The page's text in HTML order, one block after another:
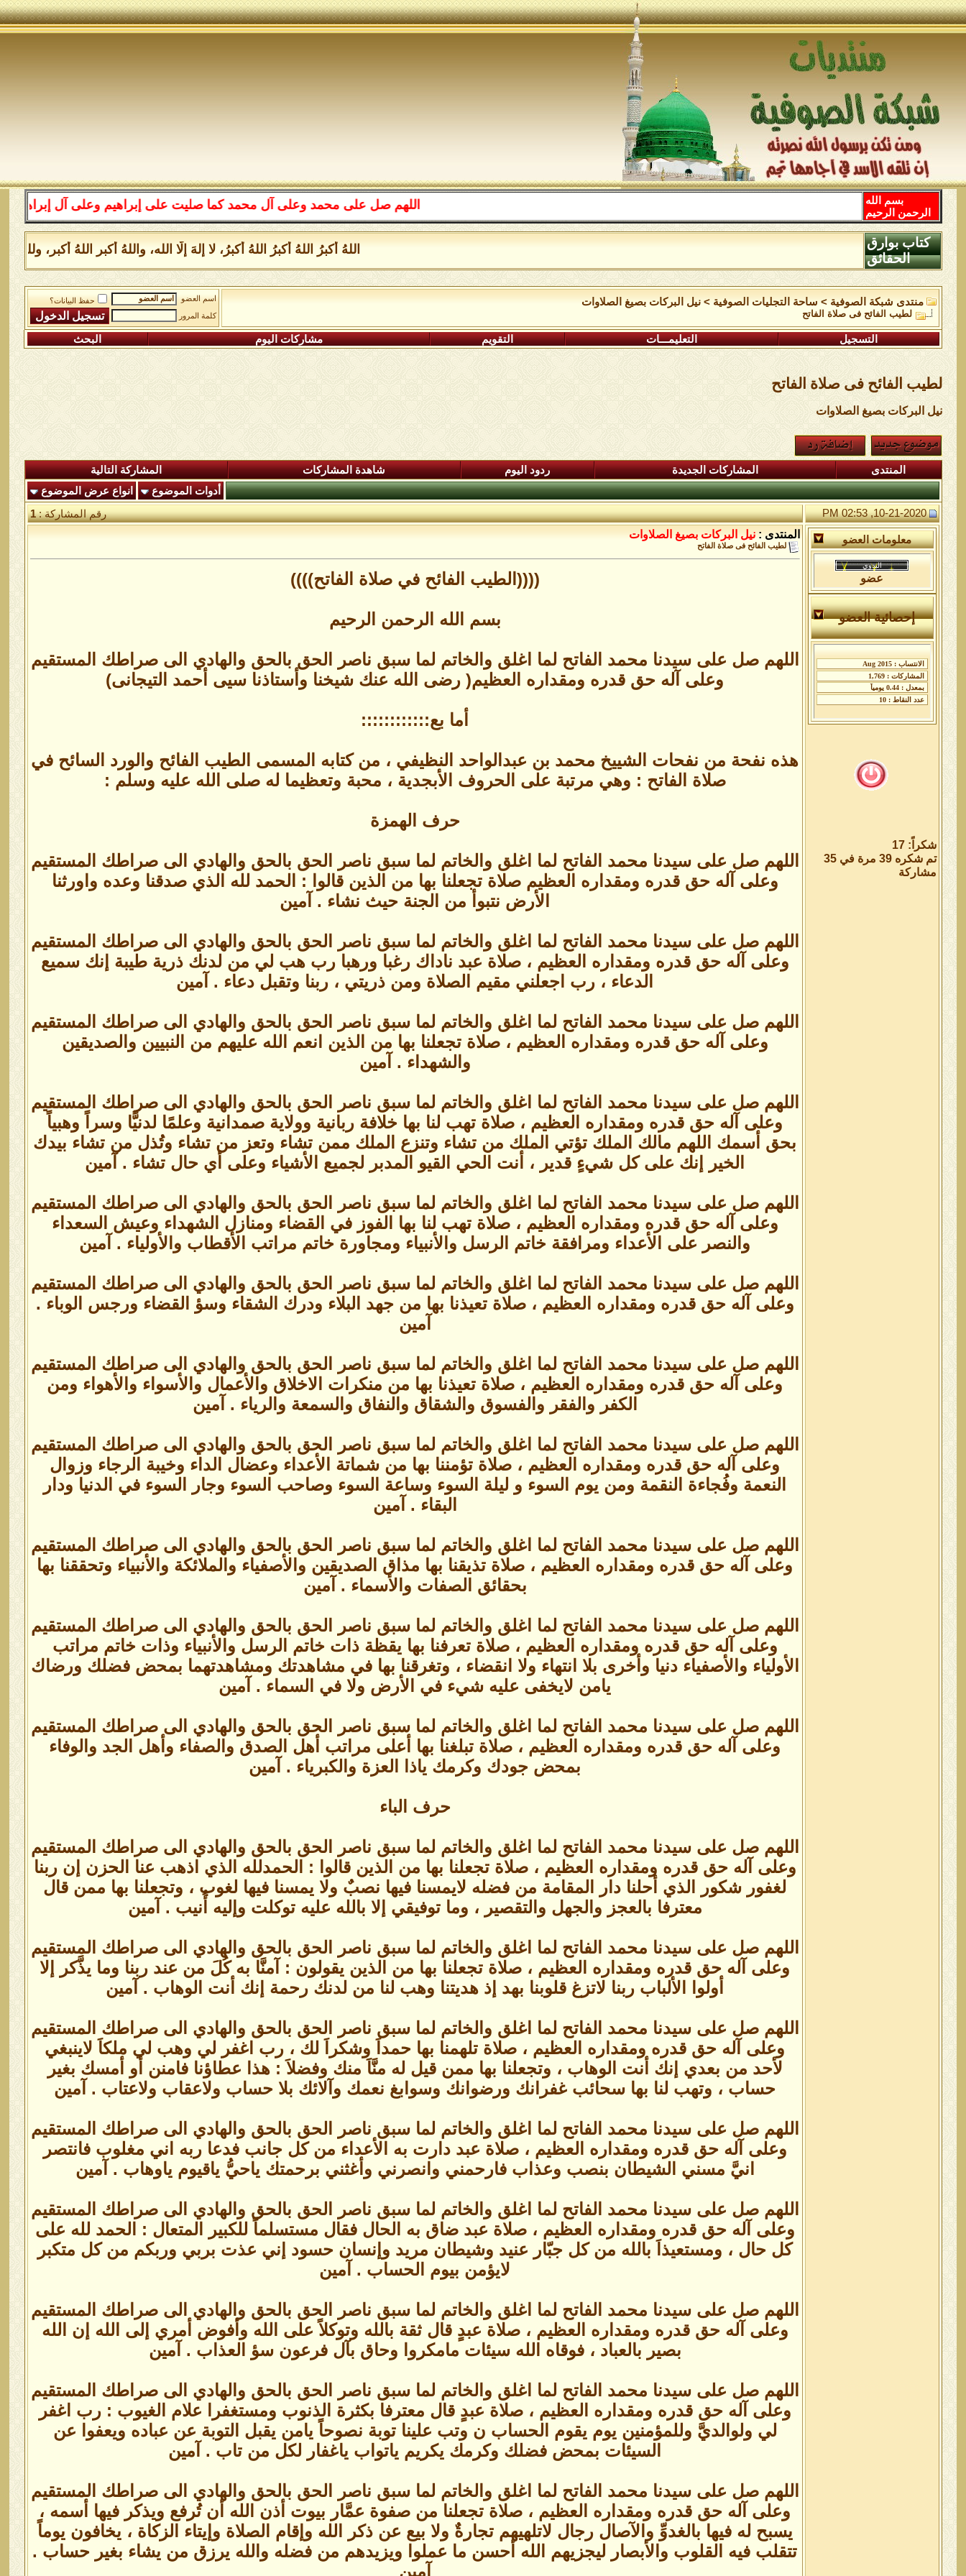
اللهم صل على محمد وعلى آل محمد كما صليت على إبراهيم وعلى آل إبراهيم إنك حميد
بسم الله
الرحمن الرحيم
اللهُ أكبرُ اللهُ أكبرُ اللهُ أكبرُ، لا إلهَ إلَّا الله، واللهُ أكبر اللهُ أكبر، ولله
كتاب بوارق
الحقائق
منتدى شبكة الصوفية > ساحة التجليات الصوفية >نيل البركات بصيغ الصلاوات
لطيب الفائح فى صلاة الفاتح
اسم العضو
حفظ البيانات؟
كلمة المرور
التسجيل التعليمـــات التقويم مشاركات اليوم البحث
لطيب الفائح فى صلاة الفاتح
نيل البركات بصيغ الصلاوات
المنتدى المشاركات الجديدة ردود اليوم شاهدة المشاركات
المشاركة التالية
أدوات الموضوع
انواع عرض الموضوع
10-21-2020, 02:53 PM
رقم المشاركة :1
معلومات العضو
عضو
إحصائية العضو
شكراً: 17
تم شكره 39 مرة في 35
مشاركة
المنتدى : نيل البركات بصيغ الصلاوات
لطيب الفائح فى صلاة الفاتح
((((الطيب الفائح في صلاة الفاتح))))
بسم الله الرحمن الرحيم
اللهم صل على سيدنا محمد الفاتح لما اغلق والخاتم لما سبق ناصر الحق بالحق والهادي الى صراطك المستقيم
وعلى آله حق قدره ومقداره العظيم( رضى الله عنك شيخنا وأستاذنا سيى أحمد التيجانى)
أما بع::::::::::::
هذه نفحة من نفحات الشييخ محمد بن عبدالواحد النظيفي ، من كتابه المسمى الطيب الفائح والورد السائح في
صلاة الفاتح : وهي مرتبة على الحروف الأبجدية ، محبة وتعظيما له صلى الله عليه وسلم :
حرف الهمزة
اللهم صل على سيدنا محمد الفاتح لما اغلق والخاتم لما سبق ناصر الحق بالحق والهادي الى صراطك المستقيم
وعلى آله حق قدره ومقداره العظيم صلاة تجعلنا بها من الذين قالوا : الحمد لله الذي صدقنا وعده واورثنا
الأرض نتبوأ من الجنة حيث نشاء . آمين
اللهم صل على سيدنا محمد الفاتح لما اغلق والخاتم لما سبق ناصر الحق بالحق والهادي الى صراطك المستقيم
وعلى آله حق قدره ومقداره العظيم ، صلاة عبد ناداك رغبا ورهبا رب هب لي من لدنك ذرية طيبة إنك سميع
الدعاء ، رب اجعلني مقيم الصلاة ومن ذريتي ، ربنا وتقبل دعاء . آمين
اللهم صل على سيدنا محمد الفاتح لما اغلق والخاتم لما سبق ناصر الحق بالحق والهادي الى صراطك المستقيم
وعلى آله حق قدره ومقداره العظيم ، صلاة تجعلنا بها من الذين انعم الله عليهم من النبيين والصديقين
والشهداء . آمين
اللهم صل على سيدنا محمد الفاتح لما اغلق والخاتم لما سبق ناصر الحق بالحق والهادي الى صراطك المستقيم
وعلى آله حق قدره ومقداره العظيم ، صلاة تهب لنا بها خلافة ربانية وولاية صمدانية وعلمًا لدنيًّا وسراً وهبياً
بحق أسمك اللهم مالك الملك تؤتي الملك من تشاء وتنزع الملك ممن تشاء وتعز من تشاء وتُذل من تشاء بيدك
الخير إنك على كل شيءٍ قدير ، أنت الحي القيو المدبر لجميع الأشياء وعلى أي حال تشاء . آمين
اللهم صل على سيدنا محمد الفاتح لما اغلق والخاتم لما سبق ناصر الحق بالحق والهادي الى صراطك المستقيم
وعلى آله حق قدره ومقداره العظيم ، صلاة تهب لنا بها الفوز في القضاء ومنازل الشهداء وعيش السعداء
والنصر على الأعداء ومرافقة خاتم الرسل والأنبياء ومجاورة خاتم مراتب الأقطاب والأولياء . آمين
اللهم صل على سيدنا محمد الفاتح لما اغلق والخاتم لما سبق ناصر الحق بالحق والهادي الى صراطك المستقيم
وعلى آله حق قدره ومقداره العظيم ، صلاة تعيذنا بها من جهد البلاء ودرك الشقاء وسؤ القضاء ورجس الوباء .
آمين
اللهم صل على سيدنا محمد الفاتح لما اغلق والخاتم لما سبق ناصر الحق بالحق والهادي الى صراطك المستقيم
وعلى آله حق قدره ومقداره العظيم ، صلاة تعيذنا بها من منكرات الاخلاق والأعمال والأسواء والأهواء ومن
الكفر والفقر والفسوق والشقاق والنفاق والسمعة والرياء . آمين
اللهم صل على سيدنا محمد الفاتح لما اغلق والخاتم لما سبق ناصر الحق بالحق والهادي الى صراطك المستقيم
وعلى آله حق قدره ومقداره العظيم ، صلاة تؤمننا بها من شماتة الأعداء وعضال الداء وخيبة الرجاء وزوال
النعمة وفُجاءة النقمة ومن يوم السوء و ليلة السوء وساعة السوء وصاحب السوء وجار السوء في الدنيا ودار
البقاء . آمين
اللهم صل على سيدنا محمد الفاتح لما اغلق والخاتم لما سبق ناصر الحق بالحق والهادي الى صراطك المستقيم
وعلى آله حق قدره ومقداره العظيم ، صلاة تذيقنا بها مذاق الصديقين والأصفياء والملائكة والأنبياء وتحققنا بها
بحقائق الصفات والأسماء . آمين
اللهم صل على سيدنا محمد الفاتح لما اغلق والخاتم لما سبق ناصر الحق بالحق والهادي الى صراطك المستقيم
وعلى آله حق قدره ومقداره العظيم ، صلاة تعرفنا بها يقظة ذات خاتم الرسل والأنبياء وذات خاتم مراتب
الأولياء والأصفياء دنيا وأخرى بلا انتهاء ولا انقضاء ، وتغرقنا بها في مشاهدتك ومشاهدتهما بمحض فضلك ورضاك
يامن لايخفى عليه شيء في الأرض ولا في السماء . آمين
اللهم صل على سيدنا محمد الفاتح لما اغلق والخاتم لما سبق ناصر الحق بالحق والهادي الى صراطك المستقيم
وعلى آله حق قدره ومقداره العظيم ، صلاة تبلغنا بها أعلى مراتب أهل الصدق والصفاء وأهل الجد والوفاء
بمحض جودك وكرمك ياذا العزة والكبرياء . آمين
حرف الباء
اللهم صل على سيدنا محمد الفاتح لما اغلق والخاتم لما سبق ناصر الحق بالحق والهادي الى صراطك المستقيم
وعلى آله حق قدره ومقداره العظيم ، صلاة تجعلنا بها من الذين قالوا : الحمدلله الذي اذهب عنا الحزن إن ربنا
لغفور شكور الذي أحلنا دار المقامة من فضله لايمسنا فيها نصبٌ ولا يمسنا فيها لغوب ، وتجعلنا بها ممن قال
معترفا بالعجز والجهل والتقصير ، وما توفيقي إلا بالله عليه توكلت وإليه أُنيب . آمين
اللهم صل على سيدنا محمد الفاتح لما اغلق والخاتم لما سبق ناصر الحق بالحق والهادي الى صراطك المستقيم
وعلى آله حق قدره ومقداره العظيم ، صلاة تجعلنا بها من الذين يقولون : آمنَّا به كُلَ من عند ربنا وما يذَّكر إلا
أولوا الألباب ربنا لاتزغ قلوبنا بهد إذ هديتنا وهب لنا من لدنك رحمة إنك أنت الوهاب . آمين
اللهم صل على سيدنا محمد الفاتح لما اغلق والخاتم لما سبق ناصر الحق بالحق والهادي الى صراطك المستقيم
وعلى آله حق قدره ومقداره العظيم ، صلاة تلهمنا بها حمداَ وشكراَ لك ، رب اغفر لي وهب لي ملكاَ لاينبغي
لأحد من بعدي إنك أنت الوهاب ، وتجعلنا بها ممن قيل له منَّاَ منك وفضلاَ : هذا عطاؤنا فامنن أو أمسك بغير
حساب ، وتهب لنا بها سحائب غفرانك ورضوانك وسوابغ نعمك وآلائك بلا حساب ولاعقاب ولاعتاب . آمين
اللهم صل على سيدنا محمد الفاتح لما اغلق والخاتم لما سبق ناصر الحق بالحق والهادي الى صراطك المستقيم
وعلى آله حق قدره ومقداره العظيم ، صلاة عبد دارت به الأعداء من كل جانب فدعا ربه اني مغلوب فانتصر
انيَّ مسني الشيطان بنصب وعذاب فارحمني وانصرني وأغثني برحمتك ياحيُّ ياقيوم ياوهاب . آمين
اللهم صل على سيدنا محمد الفاتح لما اغلق والخاتم لما سبق ناصر الحق بالحق والهادي الى صراطك المستقيم
وعلى آله حق قدره ومقداره العظيم ، صلاة عبد ضاق به الحال فقال مستسلماً للكبير المتعال : الحمد لله على
كل حال ، ومستعيذاَ بالله من كل جبّار عنيد وشيطان مريد وإنسان حسود إني عذت بربي وربكم من كل متكبر
لايؤمن بيوم الحساب . آمين
اللهم صل على سيدنا محمد الفاتح لما اغلق والخاتم لما سبق ناصر الحق بالحق والهادي الى صراطك المستقيم
وعلى آله حق قدره ومقداره العظيم ، صلاة عبدٍ قال ثقة بالله وتوكلاً على الله وأفوض أمري إلى الله إن الله
بصير بالعباد ، فوقاه الله سيئات مامكروا وحاق بآل فرعون سؤ العذاب . آمين
اللهم صل على سيدنا محمد الفاتح لما اغلق والخاتم لما سبق ناصر الحق بالحق والهادي الى صراطك المستقيم
وعلى آله حق قدره ومقداره العظيم ، صلاة عبدٍ قال معترفا بكثرة الذنوب ومستغفرا علام الغيوب : رب اغفر
لي ولوالديَّ وللمؤمنين يوم يقوم الحساب ن وتب علينا توبة نصوحاً يامن يقبل التوبة عن عباده ويعفوا عن
السيئات بمحض فضلك وكرمك يكريم ياتواب ياغفار لكل من تاب . آمين
اللهم صل على سيدنا محمد الفاتح لما اغلق والخاتم لما سبق ناصر الحق بالحق والهادي الى صراطك المستقيم
وعلى آله حق قدره ومقداره العظيم ، صلاة تجعلنا من صفوة عمَّار بيوت أذن الله أن تُرفع ويذكر فيها أسمه ،
يسبح له فيها بالغدوِّ والآصال رجال لاتلهيهم تجارةٌ ولا بيع عن ذكر الله وإقام الصلاة وإيتاء الزكاة ، يخافون يوماً
تتقلب فيه القلوب والأبصار ليجزيهم الله أحسن ما عملوا ويزيدهم من فضله والله يرزق من يشاء بغير حساب .
آمين